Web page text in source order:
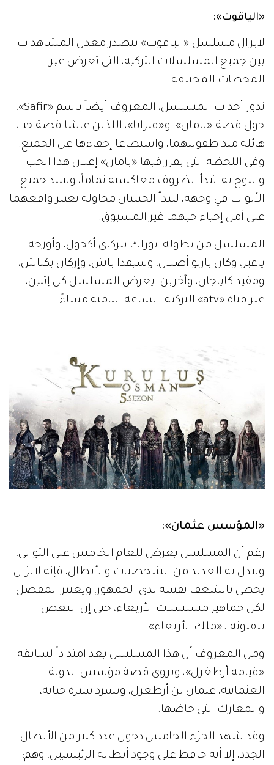
«الياقوت»:
لايزال مسلسل «الياقوت» يتصدر معدل المشاهدات
بين جميع المسلسلات التركية، التي تعرض عبر
المحطات المختلفة.
تدور أحداث المسلسل، المعروف أيضاً باسم «Safir»،
حول قصة «يامان»، و«فيرايا»، اللذين عاشا قصة حب
هائلة منذ طفولتهما، واستطاعا إخفاءها عن الجميع.
وفي اللحظة التي يقرر فيها «يامان» إعلان هذا الحب
والبوح به، تبدأ الظروف معاكسته تماماً، وتسد جميع
الأبواب في وجهه، ليبدأ الحبيبان محاولة تغيير واقعهما
على أمل إحياء حبهما غير المسبوق.
المسلسل من بطولة: بوراك بيركاي أكجول، وأوزجة
ياغيز، وكان بارتو أصلان، وسيفدا باش، وإركان بكتاش،
ومفيد كاياجان، وآخرين. يعرض المسلسل كل إثنين،
عبر قناة «atv» التركية، الساعة الثامنة مساءً.
«المؤسس عثمان»
:
رغم أن المسلسل يعرض للعام الخامس على التوالي،
وتبدل به العديد من الشخصيات والأبطال، فإنه لايزال
يحظى بالشغف نفسه لدى الجمهور، ويعتبر المفضل
لكل جماهير مسلسلات الأربعاء، حتى إن البعض
يلقبونه بـ«ملك الأربعاء».
ومن المعروف أن هذا المسلسل يعد امتداداً لسابقه
«قيامة أرطغرل»، ويروي قصة مؤسس الدولة
العثمانية، عثمان بن أرطغرل، ويسرد سيرة حياته،
والمعارك التي خاضها.
وقد شهد الجزء الخامس دخول عدد كبير من الأبطال
الجدد، إلا أنه حافظ على وجود أبطاله الرئيسيين، وهم: